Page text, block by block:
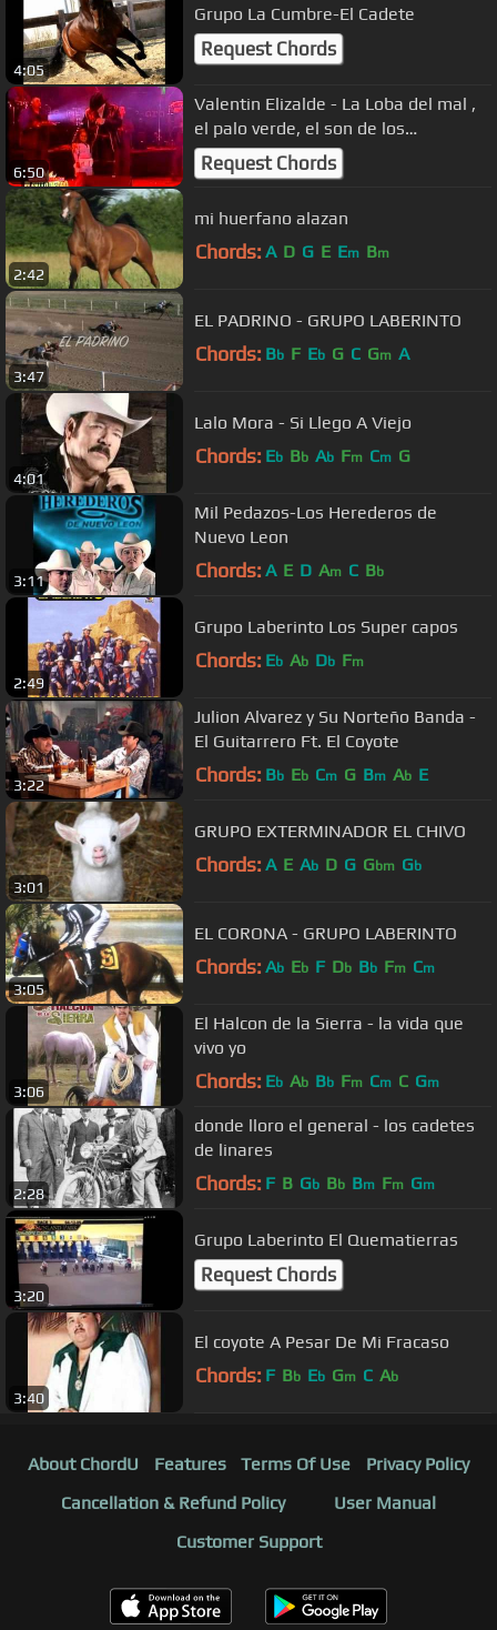
4:05
Grupo La Cumbre-El Cadete
Request Chords
6:50
Valentin Elizalde - La Loba del mal ,
el palo verde, el son de los
aguacates
Request Chords
2:42
mi huerfano alazan
Chords: A D G E Em Bm
3:47
EL PADRINO - GRUPO LABERINTO
Chords: Bb F Eb G C Gm A
4:01
Lalo Mora - Si Llego A Viejo
Chords: Eb Bb Ab Fm Cm G
3:11
Mil Pedazos-Los Herederos de
Nuevo Leon
Chords: A E D Am C Bb
2:49
Grupo Laberinto Los Super capos
Chords: Eb Ab Db Fm
3:22
Julion Alvarez y Su Norteño Banda -
El Guitarrero Ft. El Coyote
Chords: Bb Eb Cm G Bm Ab E
3:01
GRUPO EXTERMINADOR EL CHIVO
Chords: A E Ab D G Gbm Gb
3:05
EL CORONA - GRUPO LABERINTO
Chords: Ab Eb F Db Bb Fm Cm
3:06
El Halcon de la Sierra - la vida que
vivo yo
Chords: Eb Ab Bb Fm Cm C Gm
2:28
donde lloro el general - los cadetes
de linares
Chords: F B Gb Bb Bm Fm Gm
3:20
Grupo Laberinto El Quematierras
Request Chords
3:40
El coyote A Pesar De Mi Fracaso
Chords: F Bb Eb Gm C Ab
About ChordU Features Terms Of Use
Privacy Policy
Cancellation & Refund Policy
User Manual
Customer Support